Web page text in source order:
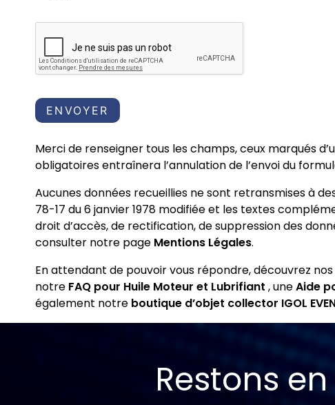
Merci de renseigner tous les champs, ceux marqués
obligatoires entraînera l’annulation de l’envoi du
Aucunes données recueillies ne sont retransmises à
78-17 du 6 janvier 1978 modifiée et les textes
droit d’accès, de rectification, de suppression des
consulter notre page Mentions Légales.
En attendant de pouvoir vous répondre, découvrez
notre FAQ pour Huile Moteur et Lubrifiant , uneAide
également notre boutique d’objet collector IGOL
Restons